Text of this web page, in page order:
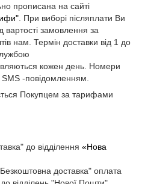
прописана на сайті
. При виборі післяплати Ви
вартості замовлення за
нам. Термін доставки від 1 до
кожен день. Номери
-повідомленням.
Покупцем за тарифами
до відділення «Нова
доставка" оплата